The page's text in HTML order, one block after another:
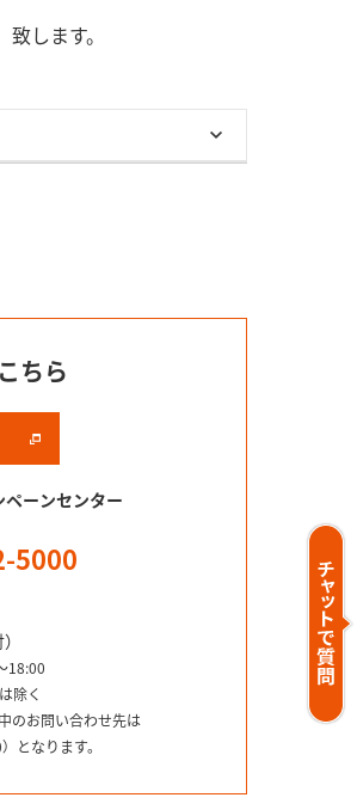
します。
ちら
ーンセンター
5000
18:00
除く
のお問い合わせ先は
となります。